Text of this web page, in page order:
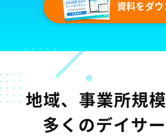
資料をダウ
地域、事業所規模
多くのデイサ